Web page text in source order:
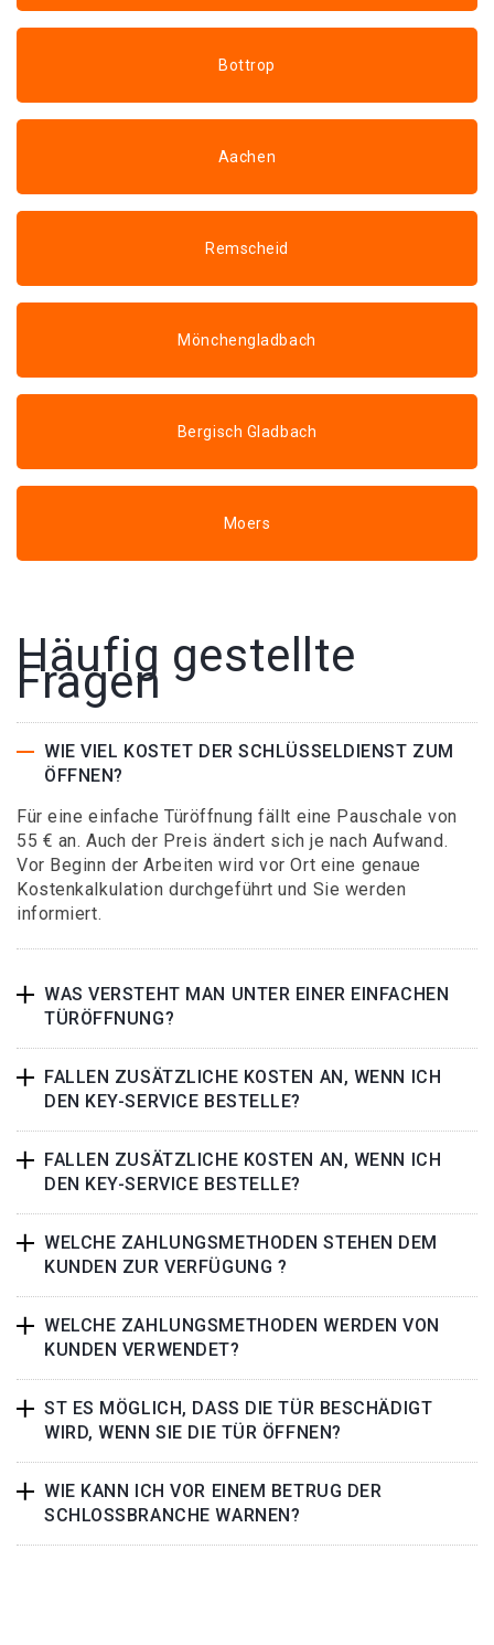
Bottrop
Aachen
Remscheid
Mönchengladbach
Bergisch Gladbach
Moers
Häufig gestellte
Fragen
WIE VIEL KOSTET DER SCHLÜSSELDIENST ZUM
ÖFFNEN?
Für eine einfache Türöffnung fällt eine Pauschale von
55 € an. Auch der Preis ändert sich je nach Aufwand.
Vor Beginn der Arbeiten wird vor Ort eine genaue
Kostenkalkulation durchgeführt und Sie werden
informiert.
WAS VERSTEHT MAN UNTER EINER EINFACHEN
TÜRÖFFNUNG?
FALLEN ZUSÄTZLICHE KOSTEN AN, WENN ICH
DEN KEY-SERVICE BESTELLE?
FALLEN ZUSÄTZLICHE KOSTEN AN, WENN ICH
DEN KEY-SERVICE BESTELLE?
WELCHE ZAHLUNGSMETHODEN STEHEN DEM
KUNDEN ZUR VERFÜGUNG ?
WELCHE ZAHLUNGSMETHODEN WERDEN VON
KUNDEN VERWENDET?
ST ES MÖGLICH, DASS DIE TÜR BESCHÄDIGT
WIRD, WENN SIE DIE TÜR ÖFFNEN?
WIE KANN ICH VOR EINEM BETRUG DER
SCHLOSSBRANCHE WARNEN?